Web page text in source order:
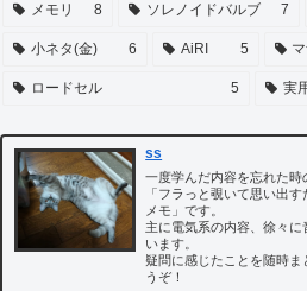
メモリ 8 ソレノイドバルブ 7
小ネタ(金) 6 AiRI 5
ロードセル 5 実
ss
一度学んだ内容を忘れた時
「フラっと覗いて思い出
メモ」です。
主に電気系の内容、徐々
います。
疑問に感じたことを随時
うぞ！